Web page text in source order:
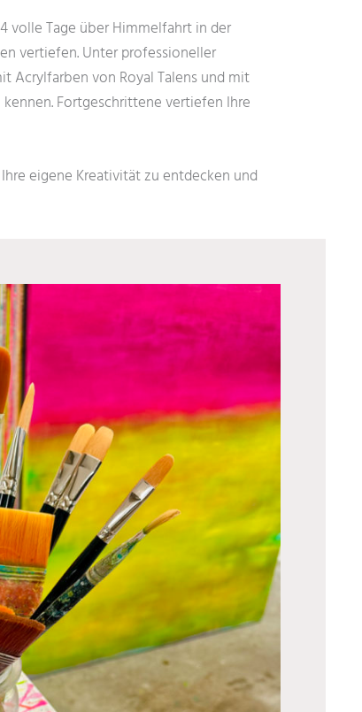
volle Tage über Himmelfahrt in der
vertiefen. Unter professioneller
Acrylfarben von Royal Talens und mit
Fortgeschrittene vertiefen Ihre
eigene Kreativität zu entdecken und